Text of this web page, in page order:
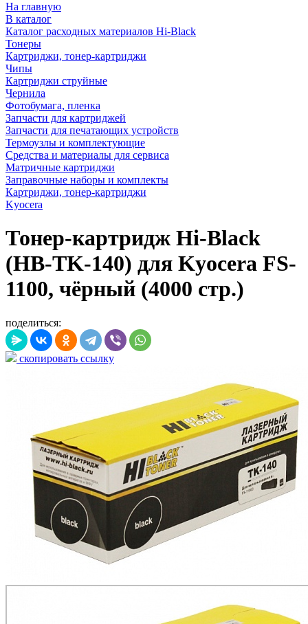
На главную
В каталог
Каталог расходных материалов Hi-Black
Тонеры
Картриджи, тонер-картриджи
Чипы
Картриджи струйные
Чернила
Фотобумага, пленка
Запчасти для картриджей
Запчасти для печатающих устройств
Термоузлы и комплектующие
Средства и материалы для сервиса
Матричные картриджи
Заправочные наборы и комплекты
Картриджи, тонер-картриджи
Kyocera
Тонер-картридж Hi-Black
(HB-TK-140) для Kyocera FS-
1100, чёрный (4000 стр.)
поделиться:
скопировать ссылку